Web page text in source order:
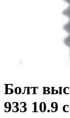
Болт
933 10.9